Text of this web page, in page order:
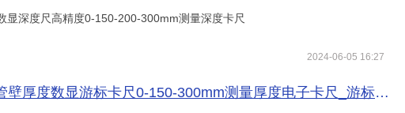
显深度尺高精度0-150-200-300mm测量深度卡尺
2024-06-05 16:27
厚度数显游标卡尺0-150-300mm测量厚度电子卡尺_游标卡尺_卡尺_量具/量仪_供应_数控刀具网